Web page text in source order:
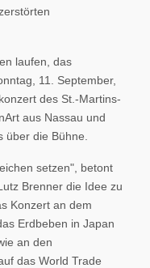
laufen, das
11. September,
des St.-Martins-
aus Nassau und
über die Bühne.
setzen", betont
Brenner die Idee zu
Konzert an dem
Erdbeben in Japan
an den
das World Trade